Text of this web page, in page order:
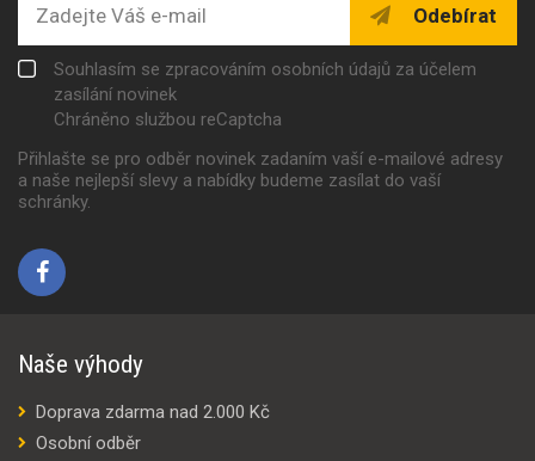
Odebírat
Souhlasím se zpracováním osobních údajů za účelem
zasílání novinek
Chráněno službou reCaptcha
Přihlašte se pro odběr novinek zadaním vaší e-mailové adresy
a naše nejlepší slevy a nabídky budeme zasílat do vaší
schránky.
Naše výhody
Doprava zdarma nad 2.000 Kč
Osobní odběr